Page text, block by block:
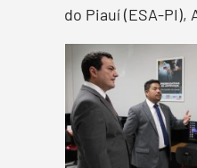
do Piauí (ESA-